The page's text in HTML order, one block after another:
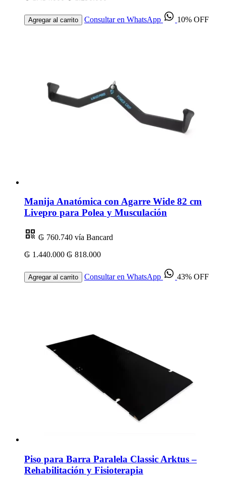
Agregar al carrito Consultar en WhatsApp 10% OFF
Manija Anatómica con Agarre Wide 82 cm
Livepro para Polea y Musculación
₲ 760.740 vía Bancard
₲ 1.440.000 ₲ 818.000
Agregar al carrito Consultar en WhatsApp 43% OFF
Piso para Barra Paralela Classic Arktus –
Rehabilitación y Fisioterapia